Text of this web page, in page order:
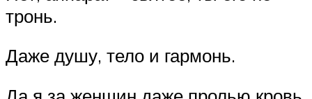
тронь.
Даже душу, тело и гармонь.